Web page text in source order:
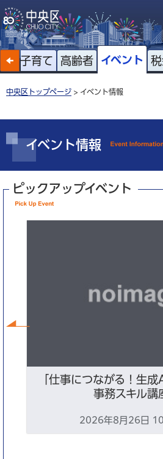
子育て 高齢者 イベント
中央区トップページ > イベント情報
イベント情報
ピックアップイベント
「仕事につながる！生
事務スキル講
2026年8月26日